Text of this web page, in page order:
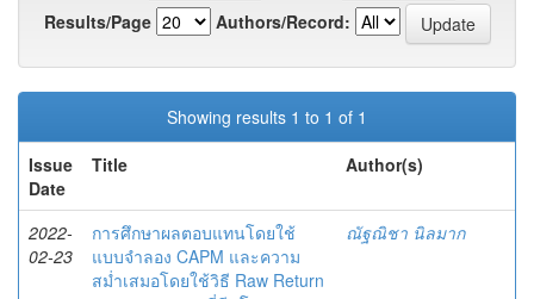
Results/Page
Authors/Record:
Showing results 1 to 1 of 1
Issue
Date
Title Author(s)
2022-
02-23
การศึกษาผลตอบแทนโดยใช้
แบบจำลอง CAPM และความ
สม่ำเสมอโดยใช้วิธี Raw Return
ณัฐณิชา นิลมาก